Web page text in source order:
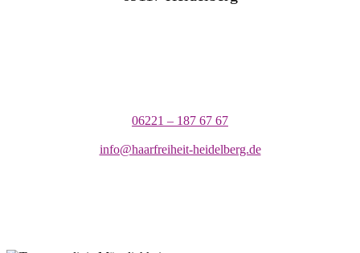
06221 – 187 67 67
info@haarfreiheit-heidelberg.de